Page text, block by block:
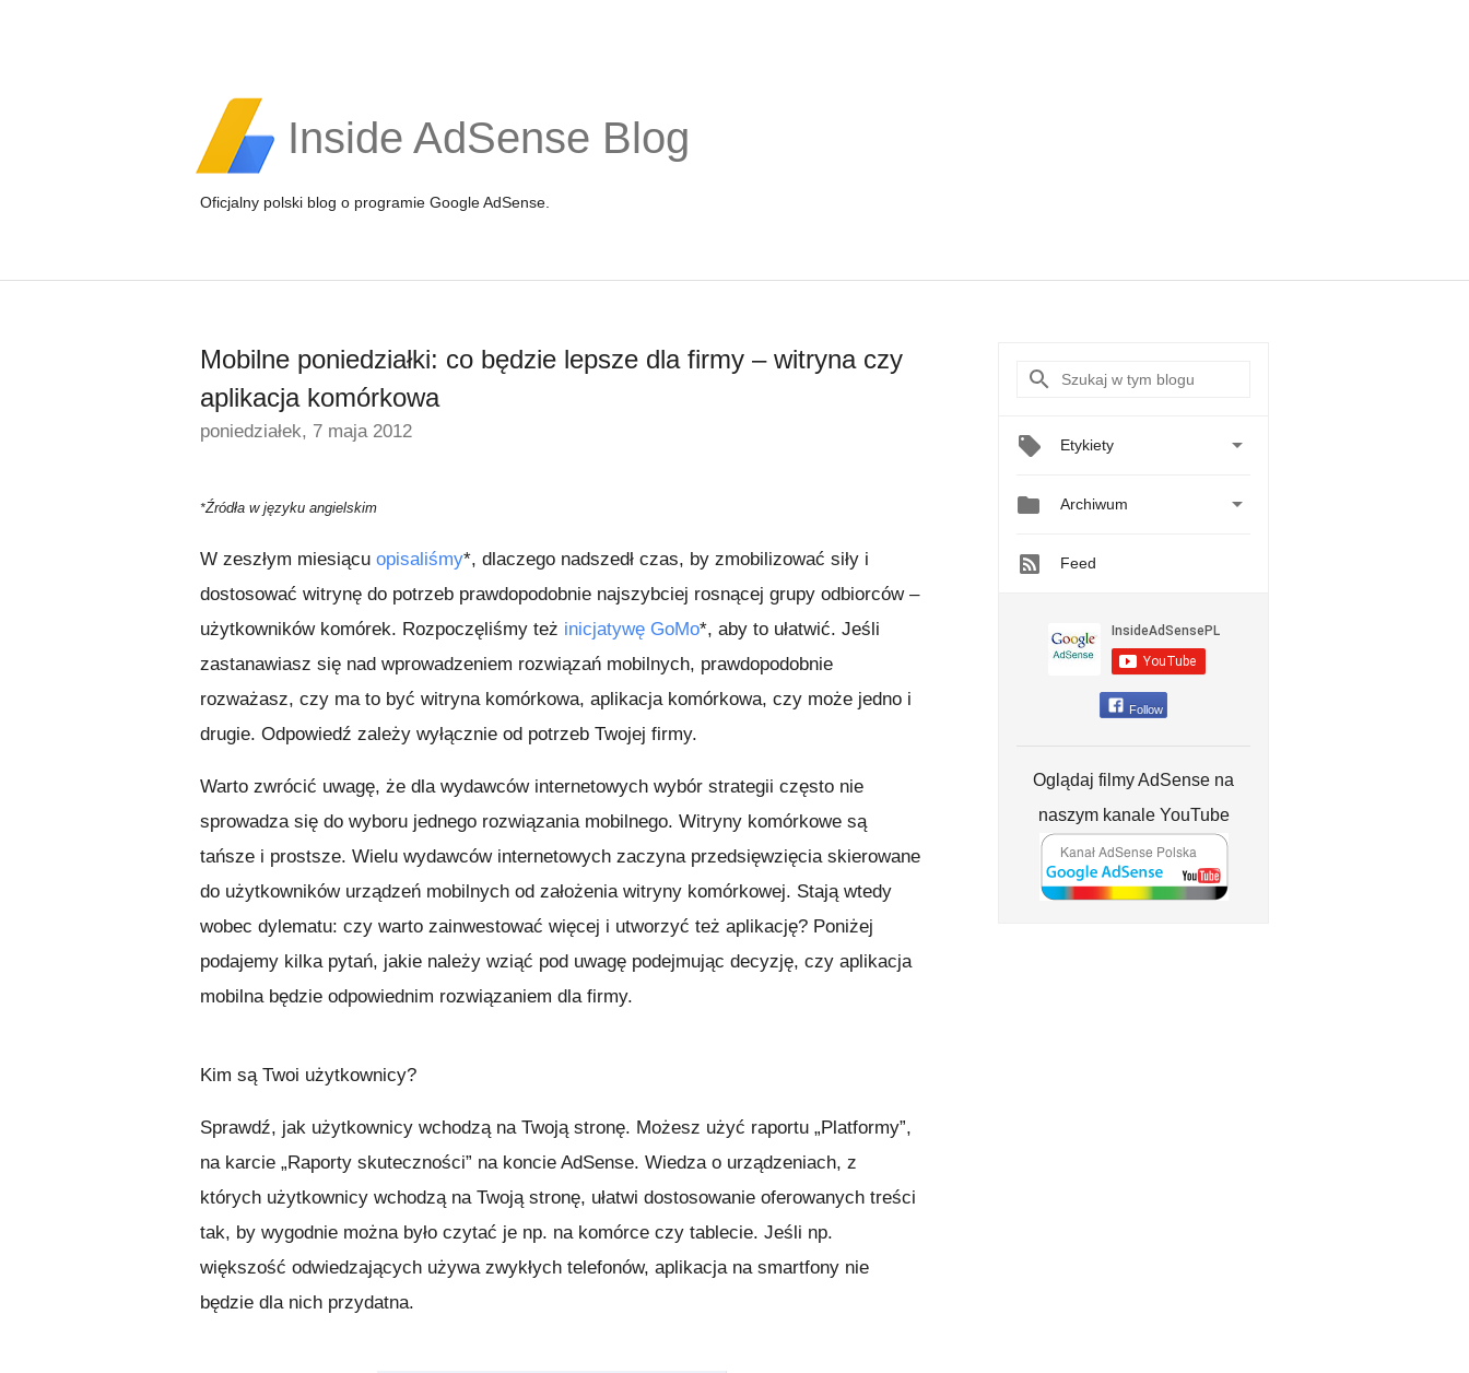
Inside AdSense Blog
Oficjalny polski blog o programie Google AdSense.
Mobilne poniedziałki: co będzie lepsze dla firmy – witryna czy
aplikacja komórkowa
poniedziałek, 7 maja 2012
*Źródła w języku angielskim
W zeszłym miesiącu opisaliśmy*, dlaczego nadszedł czas, by zmobilizować siły i
dostosować witrynę do potrzeb prawdopodobnie najszybciej rosnącej grupy odbiorców –
użytkowników komórek. Rozpoczęliśmy też inicjatywę GoMo*, aby to ułatwić. Jeśli
zastanawiasz się nad wprowadzeniem rozwiązań mobilnych, prawdopodobnie
rozważasz, czy ma to być witryna komórkowa, aplikacja komórkowa, czy może jedno i
drugie. Odpowiedź zależy wyłącznie od potrzeb Twojej firmy.
Warto zwrócić uwagę, że dla wydawców internetowych wybór strategii często nie
sprowadza się do wyboru jednego rozwiązania mobilnego. Witryny komórkowe są
tańsze i prostsze. Wielu wydawców internetowych zaczyna przedsięwzięcia skierowane
do użytkowników urządzeń mobilnych od założenia witryny komórkowej. Stają wtedy
wobec dylematu: czy warto zainwestować więcej i utworzyć też aplikację? Poniżej
podajemy kilka pytań, jakie należy wziąć pod uwagę podejmując decyzję, czy aplikacja
mobilna będzie odpowiednim rozwiązaniem dla firmy.
Kim są Twoi użytkownicy?
Sprawdź, jak użytkownicy wchodzą na Twoją stronę. Możesz użyć raportu „Platformy”,
na karcie „Raporty skuteczności” na koncie AdSense. Wiedza o urządzeniach, z
których użytkownicy wchodzą na Twoją stronę, ułatwi dostosowanie oferowanych treści
tak, by wygodnie można było czytać je np. na komórce czy tablecie. Jeśli np.
większość odwiedzających używa zwykłych telefonów, aplikacja na smartfony nie
będzie dla nich przydatna.
Etykiety 
 Archiwum 
Feed
Follow
Oglądaj filmy AdSense na
naszym kanale YouTube